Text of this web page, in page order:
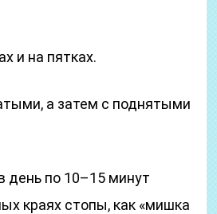
и на пятках.
а затем с поднятыми
день по 10–15 минут
краях стопы, как «мишка